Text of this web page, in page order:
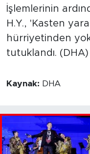
İşlemlerinin
H.Y., 'Kasten
hürriyetinden
tutuklandı. (DHA)
Kaynak: DHA